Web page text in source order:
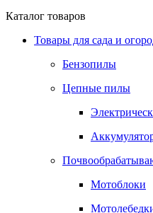
Каталог товаров
Товары для сада и
Бензопилы
Цепные пилы
Мотоблоки